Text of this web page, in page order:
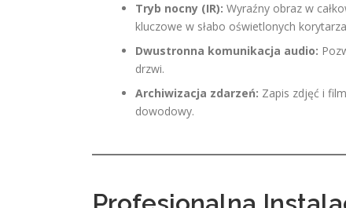
Tryb nocny (IR): Wyraźny obraz w
kluczowe w słabo oświetlonych
Dwustronna komunikacja audio:
drzwi.
Archiwizacja zdarzeń: Zapis zdjęć i
dowodowy.